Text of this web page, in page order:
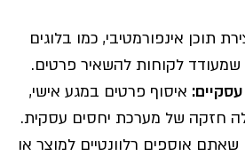
תוכן אינפורמטיבי, כמו בלוגים
שמעודד לקוחות להשאיר פרטים.
עסקיים: איסוף פרטים במגע אישי,
חזקה של מערכת יחסים עסקית.
אוספים רלוונטיים למוצר או